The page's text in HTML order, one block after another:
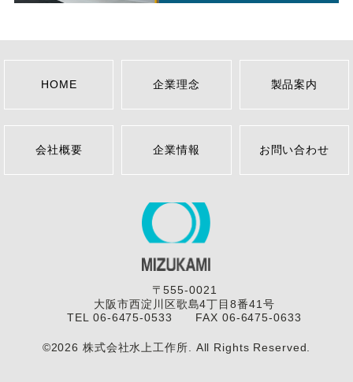
HOME 企業理念 製品案内
会社概要 企業情報 お問い合わせ
〒555-0021
大阪市西淀川区歌島4丁目8番41号
TEL 06-6475-0533 FAX 06-6475-0633
©2026 株式会社水上工作所. All Rights Reserved.